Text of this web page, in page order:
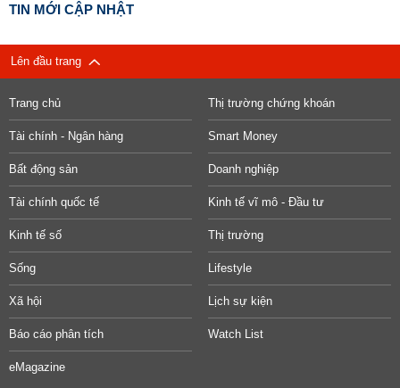
TIN MỚI CẬP NHẬT
Lên đầu trang
Trang chủ Thị trường chứng khoán
Tài chính - Ngân hàng Smart Money
Bất động sản Doanh nghiệp
Tài chính quốc tế Kinh tế vĩ mô - Đầu tư
Kinh tế số Thị trường
Sống Lifestyle
Xã hội Lịch sự kiện
Báo cáo phân tích Watch List
eMagazine